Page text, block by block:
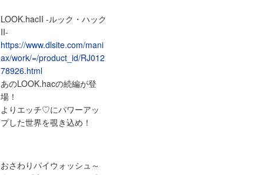
LOOK.hacII -ルック・ハック
II-
https://www.dlsite.com/mani
ax/work/=/product_id/RJ012
78926.html
あのLOOK.hacの続編が登
場！
よりエッチ♡にパワーアッ
プした世界を覗き込め！
おさわりパイウォッシュ～